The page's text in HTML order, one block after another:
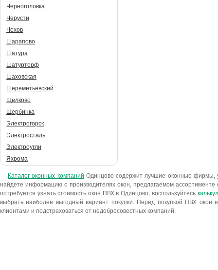
Черноголовка
Черусти
Чехов
Шарапово
Шатура
Шатурторф
Шаховская
Шереметьевский
Щелково
Щербинка
Электрогорск
Электросталь
Электроугли
Яхрома
Каталог оконных компаний Одинцово содержит лучшие оконные фирмы,
найдете информацию о производителях окон, предлагаемом
потребуется узнать стоимость окон ПВХ в Одинцово, воспользуйтесь
выбрать наиболее выгодный вариант покупки. Перед покупкой ПВХ окон
клиентами и подстраховаться от недобросовестных компаний.